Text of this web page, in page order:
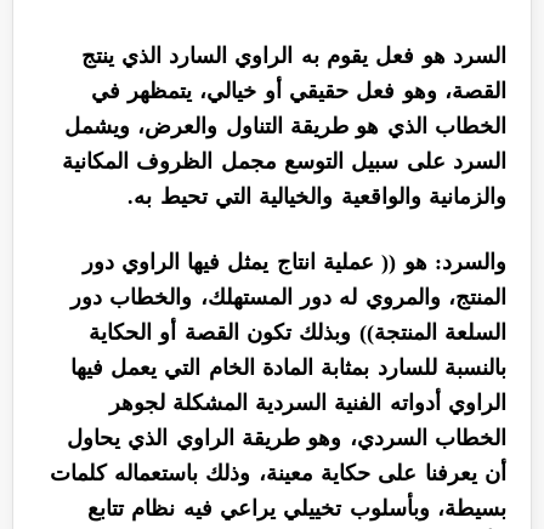
السرد هو فعل يقوم به الراوي السارد الذي ينتج
القصة، وهو فعل حقيقي أو خيالي، يتمظهر في
الخطاب الذي هو طريقة التناول والعرض، ويشمل
السرد على سبيل التوسع مجمل الظروف المكانية
والزمانية والواقعية والخيالية التي تحيط به.
والسرد: هو (( عملية انتاج يمثل فيها الراوي دور
المنتج، والمروي له دور المستهلك، والخطاب دور
السلعة المنتجة)) وبذلك تكون القصة أو الحكاية
بالنسبة للسارد بمثابة المادة الخام التي يعمل فيها
الراوي أدواته الفنية السردية المشكلة لجوهر
الخطاب السردي، وهو طريقة الراوي الذي يحاول
أن يعرفنا على حكاية معينة، وذلك باستعماله كلمات
بسيطة، وبأسلوب تخييلي يراعي فيه نظام تتابع